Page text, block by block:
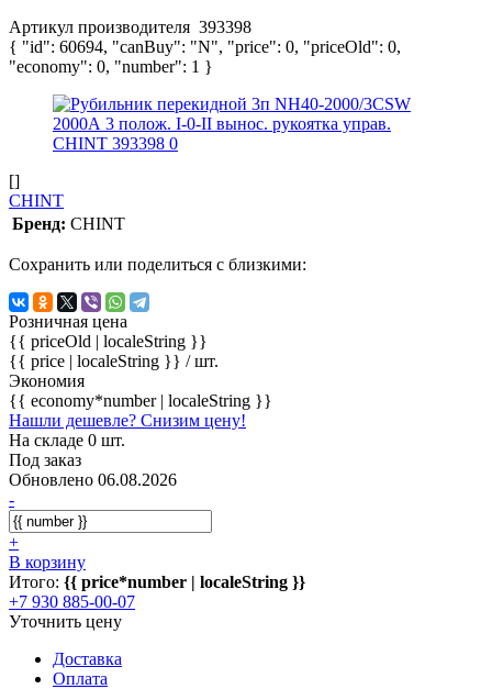
Артикул производителя 393398
{ "id": 60694, "canBuy": "N", "price": 0, "priceOld": 0,
"economy": 0, "number": 1 }
[]
CHINT
Бренд: CHINT
Сохранить или поделиться с близкими:
Розничная цена
{{ priceOld | localeString }}
{{ price | localeString }} / шт.
Экономия
{{ economy*number | localeString }}
Нашли дешевле? Снизим цену!
На складе 0 шт.
Под заказ
Обновлено 06.08.2026
-
+
В корзину
Итого: {{ price*number | localeString }}
+7 930 885-00-07
Уточнить цену
Доставка
Оплата